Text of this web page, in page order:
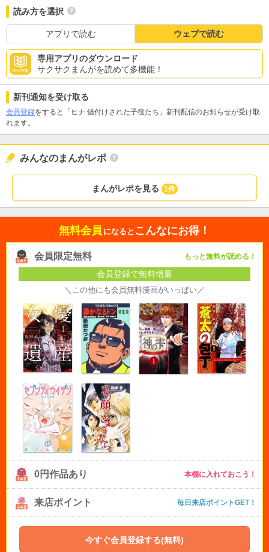
読み方を選択
アプリで読む ウェブで読む
専用アプリのダウンロード
サクサクまんがを読めて多機能！
新刊通知を受け取る
会員登録をすると「ヒナ 値付けされた子役たち」新刊配信のお知らせが受け取
れます。
みんなのまんがレポ
まんがレポを見る 1件
無料会員 になると こんなにお得！
会員限定無料 もっと無料が読める！
会員登録で無料増量
＼この他にも会員無料漫画がいっぱい／
0円作品あり 本棚に入れておこう！
来店ポイント 毎日来店ポイントGET！
今すぐ会員登録する(無料)